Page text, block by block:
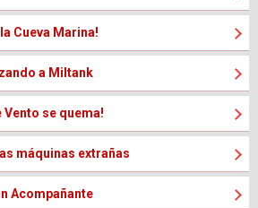
Cueva Marina!
a Miltank
Vento se quema!
máquinas extrañas
Acompañante